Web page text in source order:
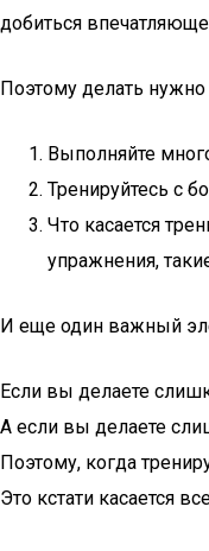
добиться
Поэтому делать
Выполняйте
Тренируйтесь с
Что касается
упражнения,
И еще один важный
Если вы делаете
А если вы делаете
Поэтому, когда
Это кстати касается